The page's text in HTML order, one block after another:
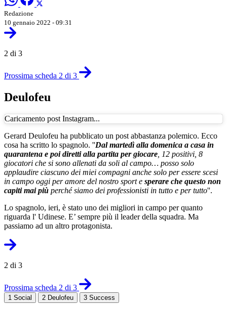
Redazione
10 gennaio 2022 - 09:31
2 di 3
Prossima scheda 2 di 3
Deulofeu
Caricamento post Instagram...
Gerard Deulofeu ha pubblicato un post abbastanza polemico. Ecco
cosa ha scritto lo spagnolo. ''Dal martedì alla domenica a casa in
quarantena e poi diretti alla partita per giocare , 12 positivi, 8
giocatori che si sono allenati da soli al campo… posso solo
applaudire ciascuno dei miei compagni anche solo per essere scesi
in campo oggi per amore del nostro sport e sperare che questo non
capiti mai più perché siamo dei professionisti in tutto e per tutto''.
Lo spagnolo, ieri, è stato uno dei migliori in campo per quanto
riguarda l' Udinese. E’ sempre più il leader della squadra. Ma
passiamo ad un altro protagonista.
2 di 3
Prossima scheda 2 di 3
1 Social 2 Deulofeu 3 Success